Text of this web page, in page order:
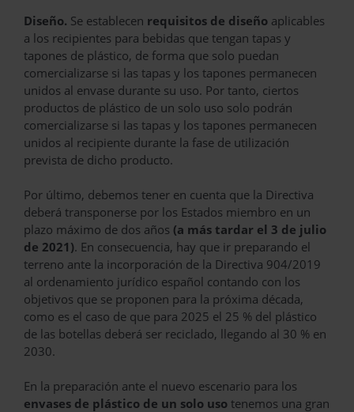
Diseño. Se establecen requisitos de diseño aplicables
a los recipientes para bebidas que tengan tapas y
tapones de plástico, de forma que solo puedan
comercializarse si las tapas y los tapones permanecen
unidos al envase durante su uso. Por tanto, ciertos
productos de plástico de un solo uso solo podrán
comercializarse si las tapas y los tapones permanecen
unidos al recipiente durante la fase de utilización
prevista de dicho producto.
Por último, debemos tener en cuenta que la Directiva
deberá transponerse por los Estados miembro en un
plazo máximo de dos años (a más tardar el 3 de julio
de 2021). En consecuencia, hay que ir preparando el
terreno ante la incorporación de la Directiva 904/2019
al ordenamiento jurídico español contando con los
objetivos que se proponen para la próxima década,
como es el caso de que para 2025 el 25 % del plástico
de las botellas deberá ser reciclado, llegando al 30 % en
2030.
En la preparación ante el nuevo escenario para los
envases de plástico de un solo uso tenemos una gran